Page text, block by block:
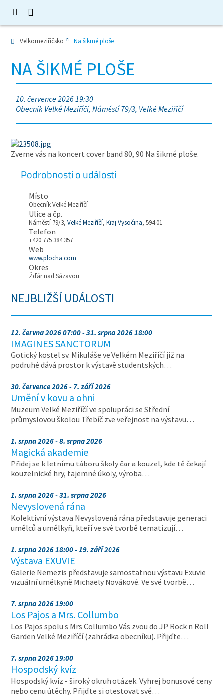
Velkomeziříčsko Na šikmé ploše
NA ŠIKMÉ PLOŠE
10. července 2026 19:30
Obecník Velké Meziříčí, Náměstí 79/3, Velké Meziříčí
Zveme vás na koncert cover band 80, 90 Na šikmé ploše.
Podrobnosti o události
Místo
Obecník Velké Meziříčí
Ulice a čp.
Náměstí 79/3,Velké Meziříčí,Kraj Vysočina, 594 01
Telefon
+420 775 384 357
Web
www.plocha.com
Okres
Žďár nad Sázavou
NEJBLIŽŠÍ UDÁLOSTI
12. června 2026 07:00 - 31. srpna 2026 18:00
IMAGINES SANCTORUM
Gotický kostel sv. Mikuláše ve Velkém Meziříčí již na
podruhé dává prostor k výstavě studentských…
30. července 2026 - 7. září 2026
Umění v kovu a ohni
Muzeum Velké Meziříčí ve spolupráci se Střední
průmyslovou školou Třebíč zve veřejnost na výstavu…
1. srpna 2026 - 8. srpna 2026
Magická akademie
Přidej se k letnímu táboru školy čar a kouzel, kde tě čekají
kouzelnické hry, tajemné úkoly, výroba…
1. srpna 2026 - 31. srpna 2026
Nevyslovená rána
Kolektivní výstava Nevyslovená rána představuje generaci
umělců a umělkyň, kteří ve své tvorbě tematizují…
1. srpna 2026 18:00 - 19. září 2026
Výstava EXUVIE
Galerie Nemezis představuje samostatnou výstavu Exuvie
vizuální umělkyně Michaely Novákové. Ve své tvorbě…
7. srpna 2026 19:00
Los Pajos a Mrs. Collumbo
Los Pajos spolu s Mrs Collumbo Vás zvou do JP Rock n Roll
Garden Velké Meziříčí (zahrádka obecníku). Přijďte…
7. srpna 2026 19:00
Hospodský kvíz
Hospodský kvíz - široký okruh otázek. Vyhrej bonusové ceny
nebo cenu útěchy. Přijďte si otestovat své…